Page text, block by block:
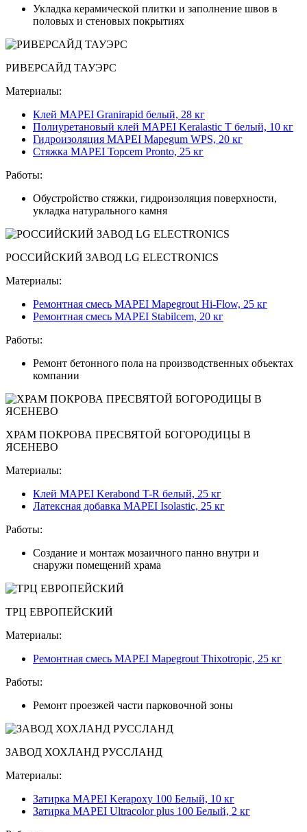
Укладка керамической плитки и заполнение швов в
половых и стеновых покрытиях
РИВЕРСАЙД ТАУЭРС
Материалы:
Клей MAPEI Granirapid белый, 28 кг
Полиуретановый клей MAPEI Keralastic T белый, 10 кг
Гидроизоляция MAPEI Mapegum WPS, 20 кг
Стяжка MAPEI Topcem Pronto, 25 кг
Работы:
Обустройство стяжки, гидроизоляция поверхности,
укладка натурального камня
РОССИЙСКИЙ ЗАВОД LG ELECTRONICS
Материалы:
Ремонтная смесь MAPEI Mapegrout Hi-Flow, 25 кг
Ремонтная смесь MAPEI Stabilcem, 20 кг
Работы:
Ремонт бетонного пола на производственных объектах
компании
ХРАМ ПОКРОВА ПРЕСВЯТОЙ БОГОРОДИЦЫ В
ЯСЕНЕВО
Материалы:
Клей MAPEI Kerabond T-R белый, 25 кг
Латексная добавка MAPEI Isolastic, 25 кг
Работы:
Создание и монтаж мозаичного панно внутри и
снаружи помещений храма
ТРЦ ЕВРОПЕЙСКИЙ
Материалы:
Ремонтная смесь MAPEI Mapegrout Thixotropic, 25 кг
Работы:
Ремонт проезжей части парковочной зоны
ЗАВОД ХОХЛАНД РУССЛАНД
Материалы:
Затирка MAPEI Kerapoxy 100 Белый, 10 кг
Затирка MAPEI Ultracolor plus 100 Белый, 2 кг